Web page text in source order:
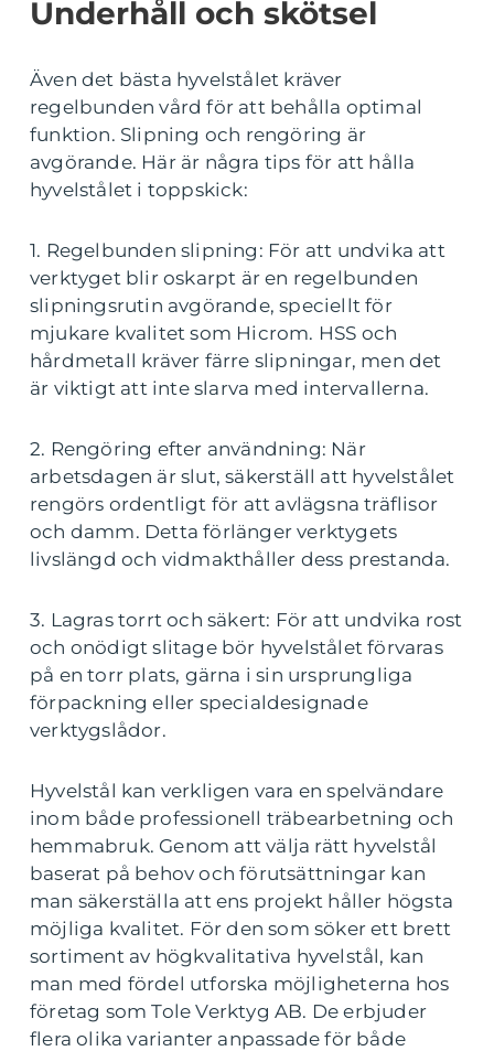
Underhåll och skötsel
Även det bästa hyvelstålet kräver
regelbunden vård för att behålla optimal
funktion. Slipning och rengöring är
avgörande. Här är några tips för att hålla
hyvelstålet i toppskick:
1. Regelbunden slipning: För att undvika att
verktyget blir oskarpt är en regelbunden
slipningsrutin avgörande, speciellt för
mjukare kvalitet som Hicrom. HSS och
hårdmetall kräver färre slipningar, men det
är viktigt att inte slarva med intervallerna.
2. Rengöring efter användning: När
arbetsdagen är slut, säkerställ att hyvelstålet
rengörs ordentligt för att avlägsna träflisor
och damm. Detta förlänger verktygets
livslängd och vidmakthåller dess prestanda.
3. Lagras torrt och säkert: För att undvika rost
och onödigt slitage bör hyvelstålet förvaras
på en torr plats, gärna i sin ursprungliga
förpackning eller specialdesignade
verktygslådor.
Hyvelstål kan verkligen vara en spelvändare
inom både professionell träbearbetning och
hemmabruk. Genom att välja rätt hyvelstål
baserat på behov och förutsättningar kan
man säkerställa att ens projekt håller högsta
möjliga kvalitet. För den som söker ett brett
sortiment av högkvalitativa hyvelstål, kan
man med fördel utforska möjligheterna hos
företag som Tole Verktyg AB. De erbjuder
flera olika varianter anpassade för både